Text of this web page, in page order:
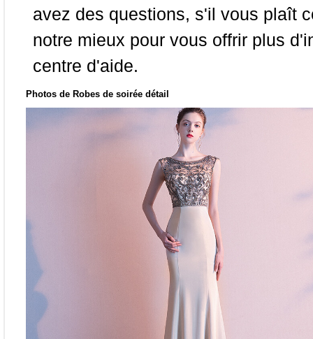
avez des questions, s'il vous plaît
notre mieux pour vous offrir plus
centre d'aide.
Photos de Robes de soirée détail